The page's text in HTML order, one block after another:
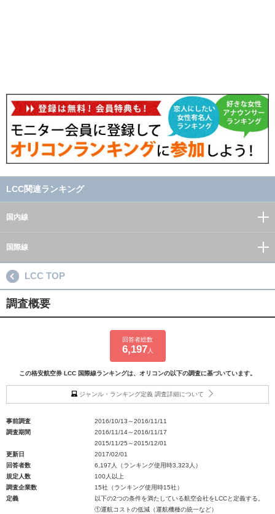
LCC関連ランキング
国内線
国際線
LCC TOP
調査概要
回答者総数
6,197 人
この格安航空券 LCC 国際線ランキングは、オリコンの以下の調査に基づいています。
ジャンル・ランキング定義 調査詳細について
事前調査
2016/10/13～2016/11/11
調査期間
2016/11/14～2016/11/17
2015/11/25～2015/12/01
更新日
2017/02/01
回答者数
6,197人（ランキング使用時3,323人）
規定人数
100人以上
調査企業数
15社（ランキング使用時15社）
定義
以下の2つの条件を満たしている航空会社をLCCと定義する。
①運航コストの低減（運航機種の統一など）